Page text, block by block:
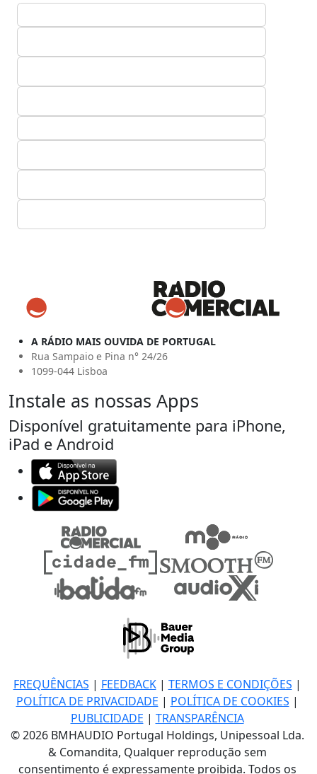
A RÁDIO MAIS OUVIDA DE PORTUGAL
Rua Sampaio e Pina n° 24/26
1099-044 Lisboa
Instale as nossas Apps
Disponível gratuitamente para iPhone,
iPad e Android
FREQUÊNCIAS | FEEDBACK| TERMOS E CONDIÇÕES |
POLÍTICA DE PRIVACIDADE | POLÍTICA DE COOKIES |
PUBLICIDADE | TRANSPARÊNCIA
© 2026 BMHAUDIO Portugal Holdings, Unipessoal Lda.
& Comandita, Qualquer reprodução sem
consentimento é expressamente proibida. Todos os